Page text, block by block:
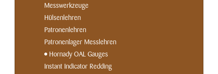
Messwerkzeuge
Hülsenlehren
Patronenlehren
Patronenlager Messlehren
Hornady OAL Gauges
Instant Indicator Redding